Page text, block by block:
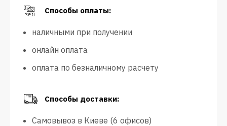
Способы оплаты:
наличными при получении
онлайн оплата
оплата по безналичному расчету
Способы доставки:
Самовывоз в Киеве (6 офисов)